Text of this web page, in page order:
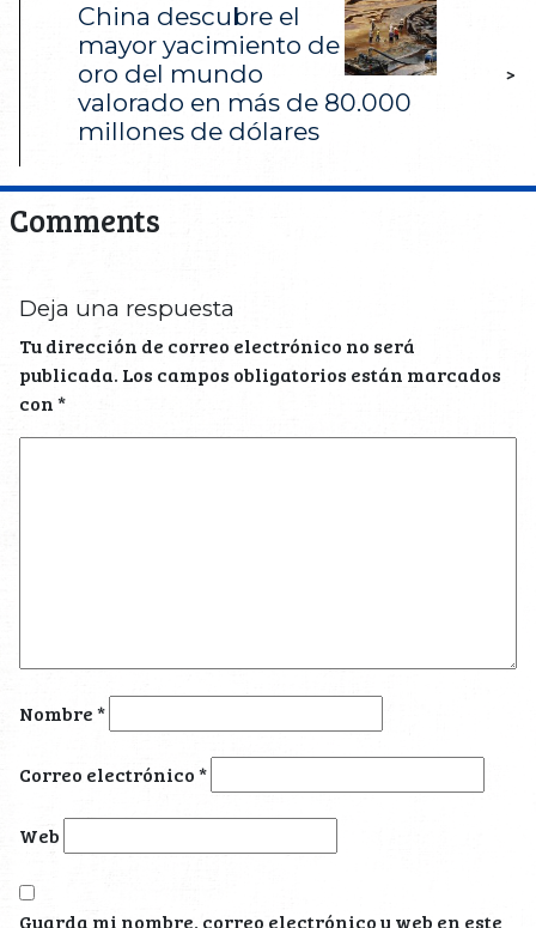
China descubre el
mayor yacimiento de
oro del mundo
valorado en más de 80.000
millones de dólares
>
Comments
Deja una respuesta
Tu dirección de correo electrónico no será
publicada. Los campos obligatorios están marcados
con*
Nombre*
Correo electrónico*
Web
Guarda mi nombre, correo electrónico y web en este